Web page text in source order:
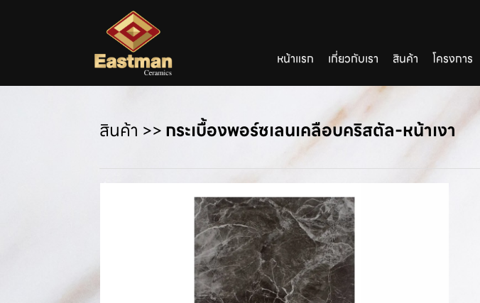
หน้าแรก เกี่ยวกับเรา สินค้า โครงการ
สินค้า >>กระเบื้องพอร์ซเลนเคลือบคริสตัล-หน้าเงา